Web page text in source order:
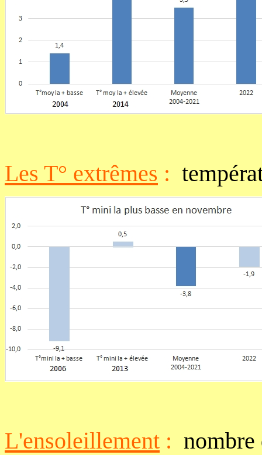
Les T° extrêmes :
L'ensoleillement : nombre